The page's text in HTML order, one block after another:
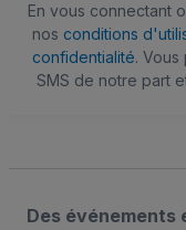
En vous connectant
nos conditions
confidentialité.
SMS de notre part
Des événements